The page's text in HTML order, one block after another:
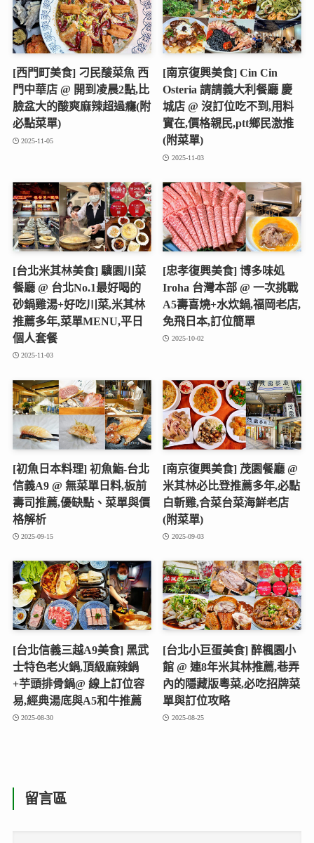
[西門町美食] 刁民酸菜魚 西
門中華店 @ 開到凌晨2點,比
臉盆大的酸爽麻辣超過癮(附
必點菜單)
2025-11-05
[南京復興美食] Cin Cin
Osteria 請請義大利餐廳 慶
城店 @ 沒訂位吃不到,用料
實在,價格親民,ptt鄉民激推
(附菜單)
2025-11-03
[台北米其林美食] 驥園川菜
餐廳 @ 台北No.1最好喝的
砂鍋雞湯+好吃川菜,米其林
推薦多年,菜單MENU,平日
個人套餐
2025-11-03
[忠孝復興美食] 博多味処
Iroha 台灣本部 @ 一次挑戰
A5壽喜燒+水炊鍋,福岡老店,
免飛日本,訂位簡單
2025-10-02
[初魚日本料理] 初魚鮨-台北
信義A9 @ 無菜單日料,板前
壽司推薦,優缺點、菜單與價
格解析
2025-09-15
[南京復興美食] 茂園餐廳 @
米其林必比登推薦多年,必點
白斬雞,合菜台菜海鮮老店
(附菜單)
2025-09-03
[台北信義三越A9美食] 黑武
士特色老火鍋,頂級麻辣鍋
+芋頭排骨鍋@ 線上訂位容
易,經典湯底與A5和牛推薦
2025-08-30
[台北小巨蛋美食] 醉楓園小
館 @ 連8年米其林推薦,巷弄
內的隱藏版粵菜,必吃招牌菜
單與訂位攻略
2025-08-25
留言區